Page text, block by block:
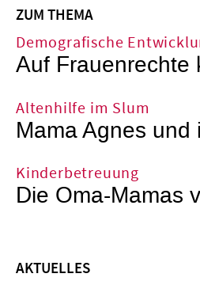
ZUM THEMA
Demografische
Auf Frauenrechte
Altenhilfe im Slum
Mama Agnes und
Kinderbetreuung
Die Oma-Mamas
AKTUELLES